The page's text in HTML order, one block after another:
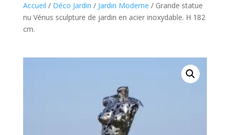
Accueil / Déco Jardin / Jardin Moderne / Grande statue
nu Vénus sculpture de jardin en acier inoxydable. H 182
cm.